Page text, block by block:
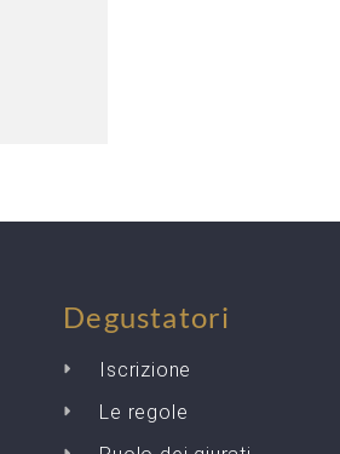
Degustatori
Iscrizione
Le regole